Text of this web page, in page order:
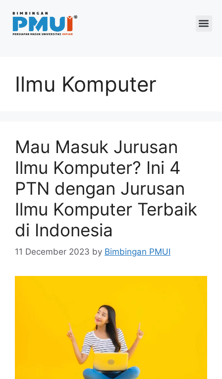
Ilmu Komputer
Mau Masuk Jurusan
Ilmu Komputer? Ini 4
PTN dengan Jurusan
Ilmu Komputer Terbaik
di Indonesia
11 December 2023 by Bimbingan PMUI